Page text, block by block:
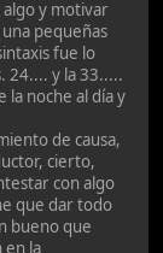
y motivar
pequeñas
fue lo
24.... y la 33.....
la noche al día y
de causa,
cierto,
con algo
que dar todo
bueno que
en la